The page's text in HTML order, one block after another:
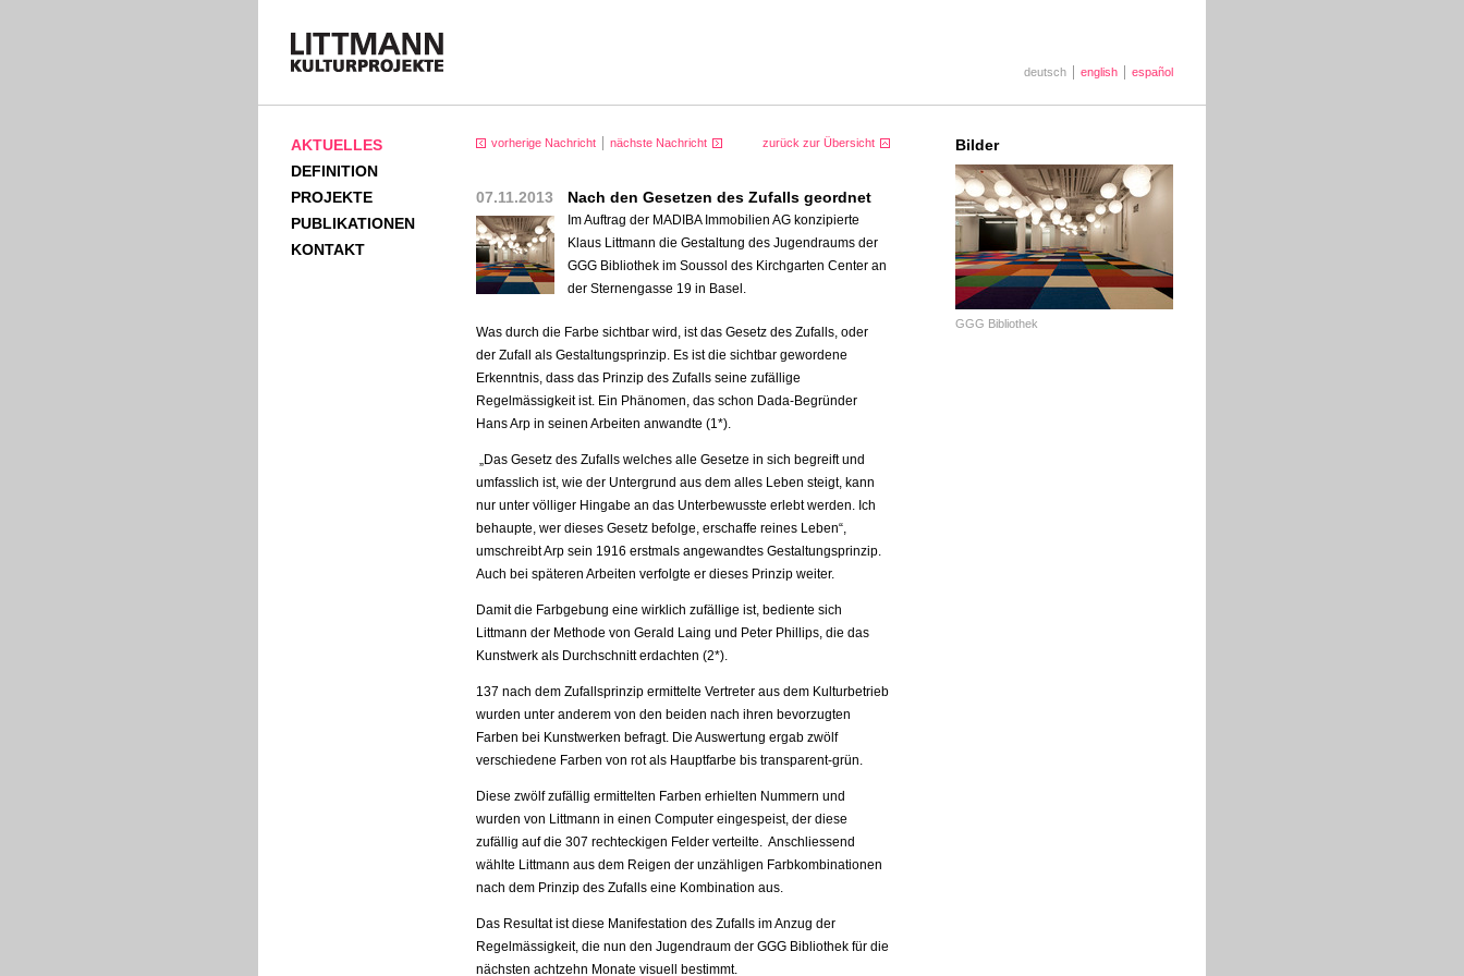
deutsch english español
AKTUELLES
DEFINITION
PROJEKTE
PUBLIKATIONEN
KONTAKT
vorherige Nachricht nächste Nachricht zurück zur Übersicht
07.11.2013 Nach den Gesetzen des Zufalls geordnet
Im Auftrag der MADIBA Immobilien AG konzipierte
Klaus Littmann die Gestaltung des Jugendraums der
GGG Bibliothek im Soussol des Kirchgarten Center an
der Sternengasse 19 in Basel.
Was durch die Farbe sichtbar wird, ist das Gesetz des Zufalls, oder
der Zufall als Gestaltungsprinzip. Es ist die sichtbar gewordene
Erkenntnis, dass das Prinzip des Zufalls seine zufällige
Regelmässigkeit ist. Ein Phänomen, das schon Dada-Begründer
Hans Arp in seinen Arbeiten anwandte (1*).
„Das Gesetz des Zufalls welches alle Gesetze in sich begreift und
umfasslich ist, wie der Untergrund aus dem alles Leben steigt, kann
nur unter völliger Hingabe an das Unterbewusste erlebt werden. Ich
behaupte, wer dieses Gesetz befolge, erschaffe reines Leben“,
umschreibt Arp sein 1916 erstmals angewandtes Gestaltungsprinzip.
Auch bei späteren Arbeiten verfolgte er dieses Prinzip weiter.
Damit die Farbgebung eine wirklich zufällige ist, bediente sich
Littmann der Methode von Gerald Laing und Peter Phillips, die das
Kunstwerk als Durchschnitt erdachten (2*).
137 nach dem Zufallsprinzip ermittelte Vertreter aus dem Kulturbetrieb
wurden unter anderem von den beiden nach ihren bevorzugten
Farben bei Kunstwerken befragt. Die Auswertung ergab zwölf
verschiedene Farben von rot als Hauptfarbe bis transparent-grün.
Diese zwölf zufällig ermittelten Farben erhielten Nummern und
wurden von Littmann in einen Computer eingespeist, der diese
zufällig auf die 307 rechteckigen Felder verteilte. Anschliessend
wählte Littmann aus dem Reigen der unzähligen Farbkombinationen
nach dem Prinzip des Zufalls eine Kombination aus.
Das Resultat ist diese Manifestation des Zufalls im Anzug der
Regelmässigkeit, die nun den Jugendraum der GGG Bibliothek für die
nächsten achtzehn Monate visuell bestimmt.
Bilder
GGG Bibliothek